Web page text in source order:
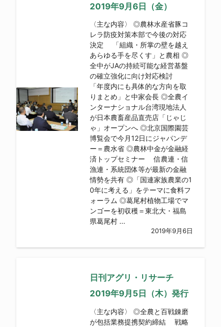
2019年9月6日（金）
〈主な内容〉 ◎農林水産省豚コ
レラ防疫対策本部で今後の対応
決定 「組織・所掌の壁を越え
あらゆる手を尽くす」と農相 ◎
全中がJAの持続可能な経営基盤
の確立強化に向け対応検討
「年度内にも具体的な方向を取
りまとめ」と中家会長 ◎全農イ
ンターナショナル台湾現地法人
が日本農畜産品直売店「じゃじ
ゃ」オープンへ ◎北京国際園芸
博覧会で今月12日にジャパンデ
ー＝農水省 ◎農林中金が金融経
済トップセミナー 信農連・信
漁連・系統団体等が最新の金融
情勢を共有 ◎「国連家族農業の1
0年に考える」をテーマに食料フ
ォーラム ◎葛尾村植物工場でマ
ンゴーを初収穫＝東北大・福島
県葛尾村 ...
2019年9月6日
日刊アグリ・リサーチ
2019年9月5日（木）発行
〈主な内容〉 ◎全農と百戦錬磨
が包括業務提携契約締結 戦略